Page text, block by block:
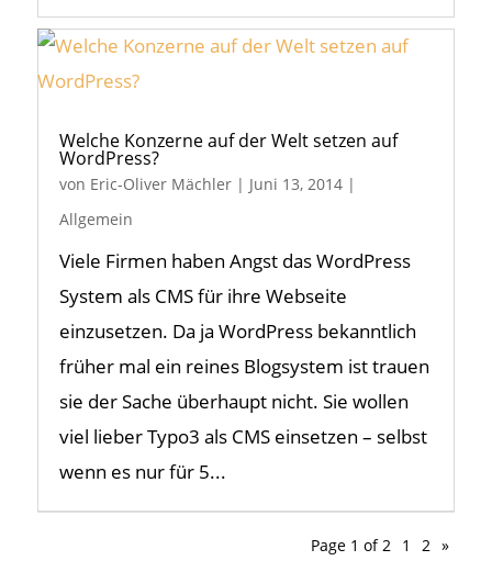
Welche Konzerne auf der Welt setzen auf
WordPress?
von Eric-Oliver Mächler| Juni 13, 2014|
Allgemein
Viele Firmen haben Angst das WordPress
System als CMS für ihre Webseite
einzusetzen. Da ja WordPress bekanntlich
früher mal ein reines Blogsystem ist trauen
sie der Sache überhaupt nicht. Sie wollen
viel lieber Typo3 als CMS einsetzen – selbst
wenn es nur für 5...
Page 1 of 2 1 2 »